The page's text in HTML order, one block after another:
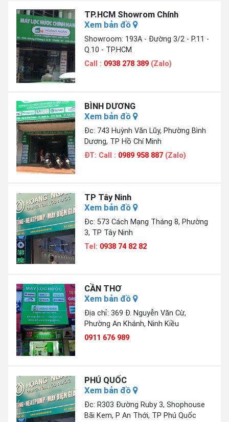
TP.HCM Showrom Chính
Xem bản đồ
Showroom: 193A - Đường 3/2 - P.11 -
Q.10 - TP.HCM
Call : 0938 278 389 (Zalo)
BÌNH DƯƠNG
Xem bản đồ
Đc: 743 Huỳnh Văn Lũy, Phường Bình
Dương, TP Hồ Chí Minh
ĐT: Call : 0989 958 887 (Zalo)
TP Tây Ninh
Xem bản đồ
Đc: 573 Cách Mạng Tháng 8, Phường
3, TP Tây Ninh
Tel: 0938 74 82 82
CẦN THƠ
Xem bản đồ
Địa chỉ: 369 Đ. Nguyễn Văn Cừ,
Phường An Khánh, Ninh Kiều
0911 676 989
PHÚ QUỐC
Xem bản đồ
Đc: R303 Đường Ruby 3, Shophouse
Bãi Kem, P An Thới, TP Phú Quốc